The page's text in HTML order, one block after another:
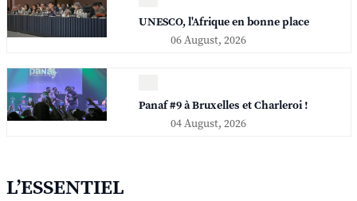
UNESCO, l'Afrique en bonne place
06 August, 2026
Panaf #9 à Bruxelles et Charleroi !
04 August, 2026
L’ESSENTIEL